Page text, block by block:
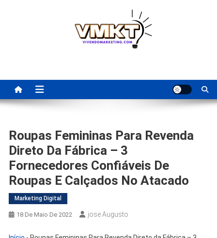
Para Revenda | Vivendo
Marketing
Roupas Femininas Para Revenda
Direto Da Fábrica – 3
Fornecedores Confiáveis De
Roupas E Calçados No Atacado
Marketing Digital
18 De Maio De 2022 Jose Augusto